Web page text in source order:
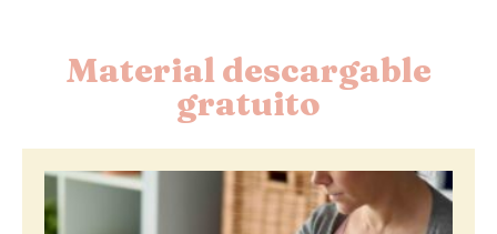
Material descargable
gratuito